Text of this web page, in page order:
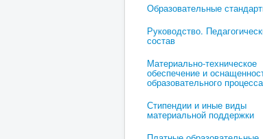
Образовательные
Руководство.
состав
Материально-техническое
обеспечение и
образовательного процесса
Стипендии и иные виды
материальной поддержки